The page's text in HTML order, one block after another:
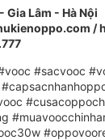
Gia Lâm - Hà Nội
/
#sacvooc